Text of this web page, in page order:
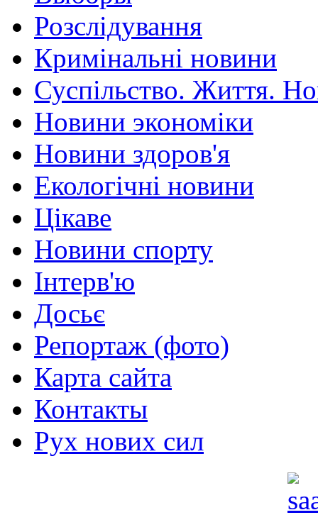
Розслідування
Кримінальні новини
Суспільство. Життя.
Новини экономіки
Новини здоров'я
Екологічні новини
Цікаве
Новини спорту
Інтерв'ю
Досьє
Репортаж (фото)
Карта сайта
Контакты
Рух нових сил